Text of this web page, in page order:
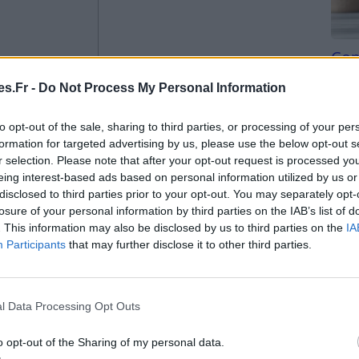
- Do Not Process My Personal Information
opt-out of the sale, sharing to third parties, or processing of your
for targeted advertising by us, please use the below opt-out
selection. Please note that after your opt-out request is processed
interest-based ads based on personal information utilized by us
to third parties prior to your opt-out. You may separately
of your personal information by third parties on the IAB’s list of
This information may also be disclosed by us to third parties on the
Participants that may further disclose it to other third parties.
Data Processing Opt Outs
opt-out of the Sharing of my personal data.
éléments
?
dans le zodiaque, dirigez votre regard vers la
Vénus, la planète de l’amour, de la beauté et
comme les plus gentilles parmi les signes
de paix et d’harmonie.
et cherchent toujours à apporter l’équilibre
Tri
du